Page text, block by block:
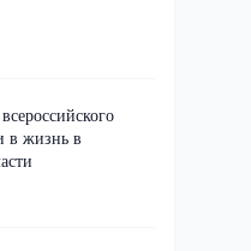
в жизнь в